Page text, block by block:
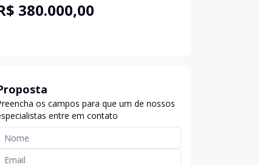
380.000,00
os campos para que um de nossos
entre em contato